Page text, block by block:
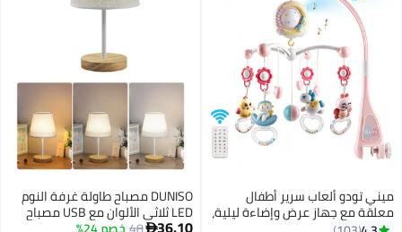
ميني تودو ألعاب سرير أطفال
معلقة مع جهاز عرض وإضاءة ليلية،
DUNISO مصباح طاولة غرفة النوم
LED ثلاثي الألوان مع USB مصباح
 #4 في أضواء ليلية للطفل